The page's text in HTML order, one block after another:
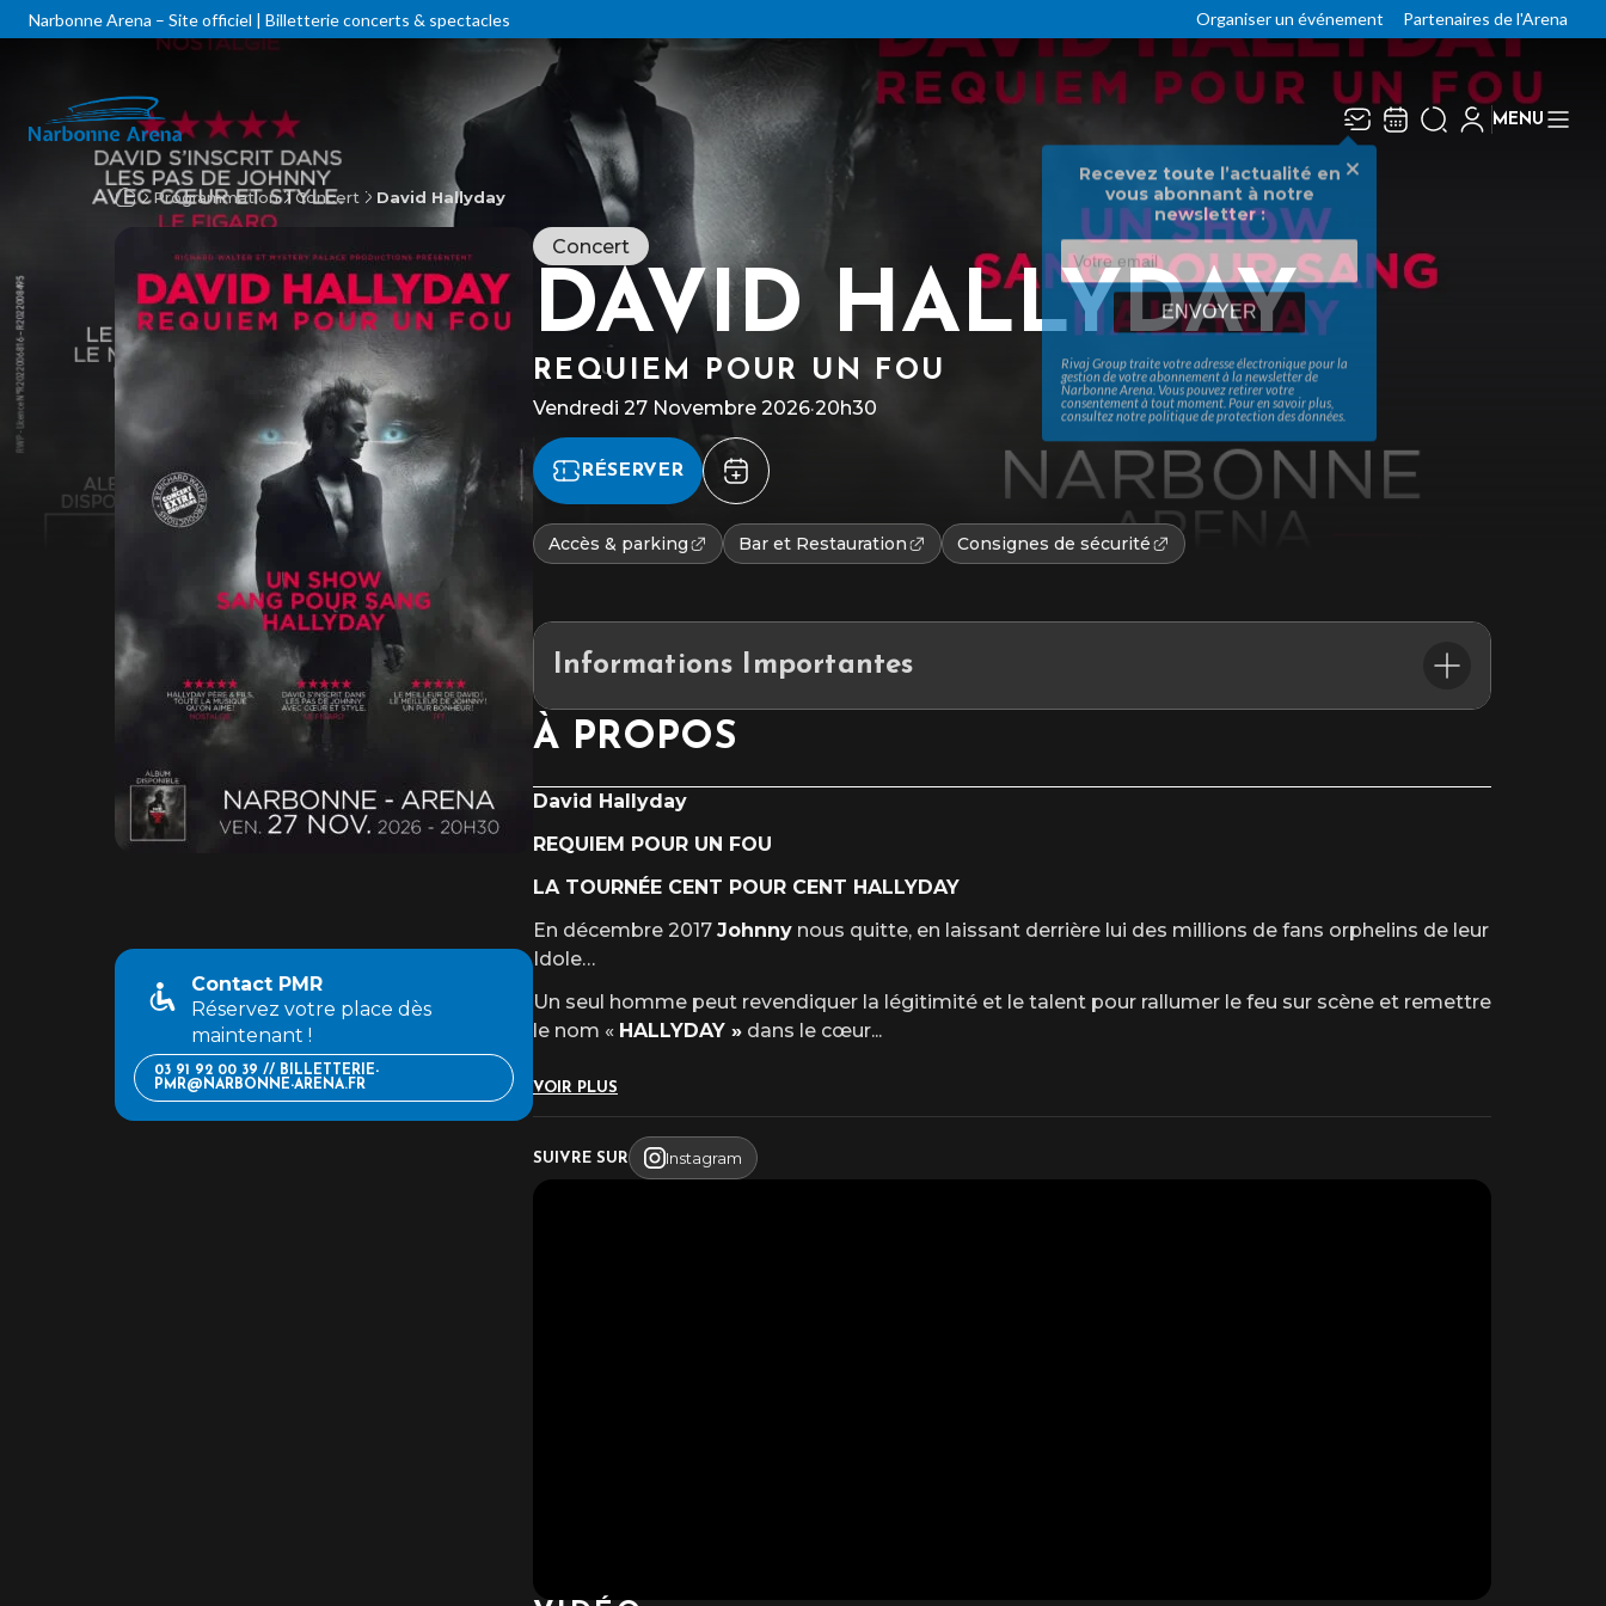
Narbonne Arena – Site officiel | Billetterie concerts & spectacles Organiser un événement Partenaires de l'Arena
Fermer
Recevez toute l’actualité en
vous abonnant à notre
newsletter :
ENVOYER
Rivaj Group traite votre adresse électronique pour la
gestion de votre abonnement à la newsletter de
Narbonne Arena. Vous pouvez retirer votre
consentement à tout moment. Pour en savoir plus,
consultez notrepolitique de protection des données.
MENU
Programmation Concert David Hallyday
Contact PMR
Réservez votre place dès
maintenant !
03 91 92 00 39 // BILLETTERIE-
PMR@NARBONNE-ARENA.FR
Concert
DAVID HALLYDAY
REQUIEM POUR UN FOU
Vendredi 27 Novembre 2026·20h30
RÉSERVER
Accès & parking Bar et Restauration Consignes de sécurité
Informations Importantes
Placement : Assis numéroté
L’accès au site et/ou aux places numérotées n’est pas garanti après l’heure du début du spectacle.
À PROPOS
David Hallyday
REQUIEM POUR UN FOU
LA TOURNÉE CENT POUR CENT HALLYDAY
En décembre 2017 Johnny nous quitte, en laissant derrière lui des millions de fans orphelins de leur
Idole…
Un seul homme peut revendiquer la légitimité et le talent pour rallumer le feu sur scène et remettre
le nom « HALLYDAY » dans le cœur...
VOIR PLUS
SUIVRE SUR Instagram